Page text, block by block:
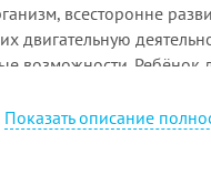
всесторонне
двигательную
возможности. Ребёнок
ежедневного
Показать описание